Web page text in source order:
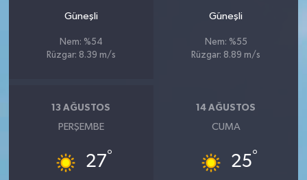
Güneşli
Nem: %54
Rüzgar: 8.39 m/s
Güneşli
Nem: %55
Rüzgar: 8.89 m/s
13 AĞUSTOS
PERŞEMBE
27°
14 AĞUSTOS
CUMA
25°